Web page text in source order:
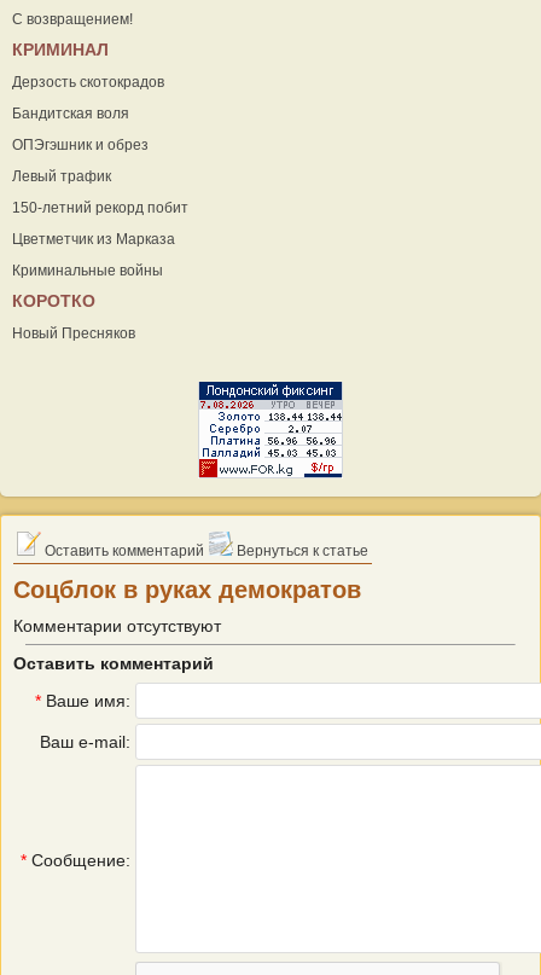
С возвращением!
КРИМИНАЛ
Дерзость скотокрадов
Бандитская воля
ОПЭгэшник и обрез
Левый трафик
150-летний рекорд побит
Цветметчик из Марказа
Криминальные войны
КОРОТКО
Новый Пресняков
Оставить комментарий Вернуться к статье
Соцблок в руках демократов
Комментарии отсутствуют
Оставить комментарий
* Ваше имя:
Ваш e-mail:
* Сообщение: